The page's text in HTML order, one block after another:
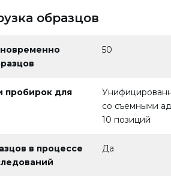
образцов
50
пробирок для
со съемными
10 позиций
в процессе
Да